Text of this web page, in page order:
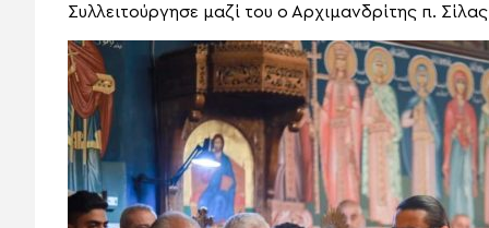
Συλλειτούργησε μαζί του ο Αρχιμανδρίτης π.